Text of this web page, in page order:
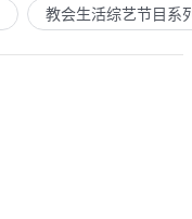
教会生活综艺节目系